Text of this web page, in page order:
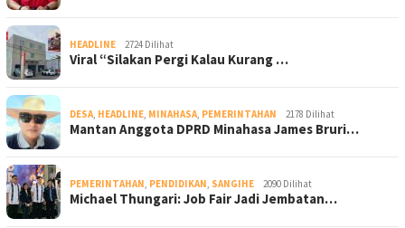
HEADLINE 2724 Dilihat
Viral “Silakan Pergi Kalau Kurang …
DESA, HEADLINE, MINAHASA, PEMERINTAHAN 2178 Dilihat
Mantan Anggota DPRD Minahasa James Bruri…
PEMERINTAHAN, PENDIDIKAN, SANGIHE 2090 Dilihat
Michael Thungari: Job Fair Jadi Jembatan…